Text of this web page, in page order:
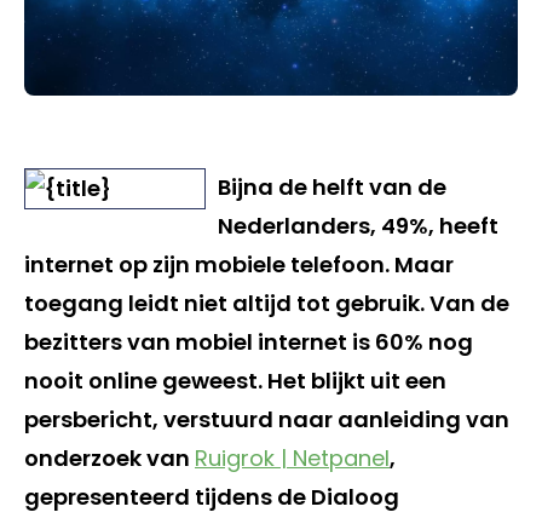
Bijna de helft van de
Nederlanders, 49%, heeft
internet op zijn mobiele telefoon. Maar
toegang leidt niet altijd tot gebruik. Van de
bezitters van mobiel internet is 60% nog
nooit online geweest. Het blijkt uit een
persbericht, verstuurd naar aanleiding van
onderzoek van Ruigrok | Netpanel,
gepresenteerd tijdens de Dialoog